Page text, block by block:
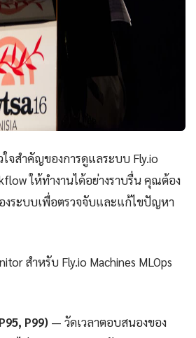
จสำคัญของการดูแลระบบ Fly.io
ให้ทำงานได้อย่างราบรื่น คุณต้อง
งระบบเพื่อตรวจจับและแก้ไขปัญหา
สำหรับ Fly.io Machines MLOps
P99) — วัดเวลาตอบสนองของ